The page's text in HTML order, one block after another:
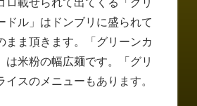
ドル」はドンブリに盛られて
まま頂きます。「グリーンカ
は米粉の幅広麺です。「グリ
スのメニューもあります。